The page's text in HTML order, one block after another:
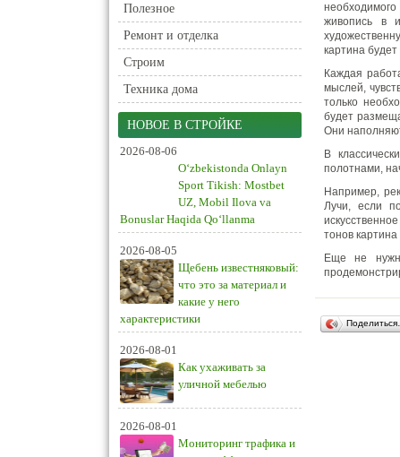
Полезное
Ремонт и отделка
Строим
Техника дома
НОВОЕ В СТРОЙКЕ
2026-08-06
O‘zbekistonda Onlayn
Sport Tikish: Mostbet
UZ, Mobil Ilova va
Bonuslar Haqida Qo‘llanma
2026-08-05
Щебень известняковый:
что это за материал и
какие у него
характеристики
2026-08-01
Как ухаживать за
уличной мебелью
2026-08-01
Мониторинг трафика и
необходимого
живопись в
картина
Каждая
мыслей,
только
будет
Они
В
полотнами,
Например,
Лучи, если
тонов
Еще не